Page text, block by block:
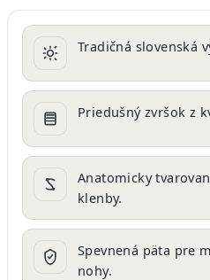
Tradičná slovenská
Priedušný zvršok z
Anatomicky
klenby.
Spevnená päta pre
nohy.